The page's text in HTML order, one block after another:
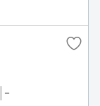
－